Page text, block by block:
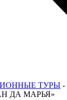
ТУРЫ -
ДА МАРЬЯ»